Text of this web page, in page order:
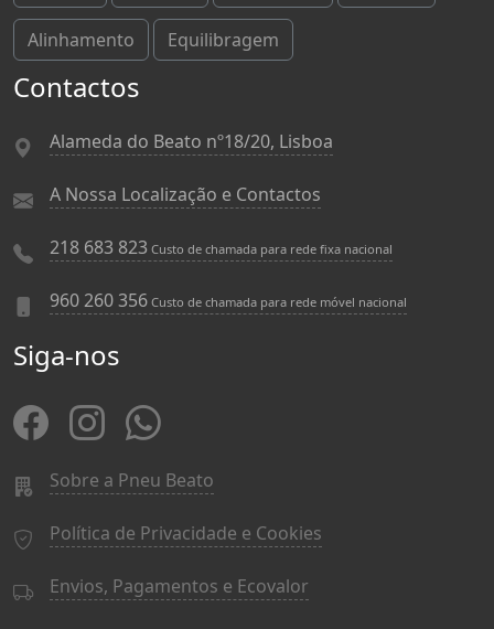
Alinhamento Equilibragem
Contactos
Alameda do Beato nº18/20, Lisboa
A Nossa Localização e Contactos
218 683 823 Custo de chamada para rede fixa nacional
960 260 356 Custo de chamada para rede móvel nacional
Siga-nos
Sobre a Pneu Beato
Política de Privacidade e Cookies
Envios, Pagamentos e Ecovalor